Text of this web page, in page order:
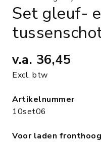
Set gleuf-
v.a. 36,45
Excl. btw
Artikelnummer
10set06
Voor laden